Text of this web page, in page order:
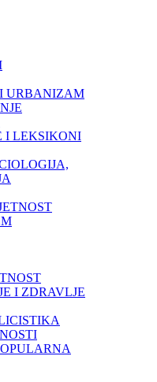
URBANIZAM
I LEKSIKONI
I ZDRAVLJE